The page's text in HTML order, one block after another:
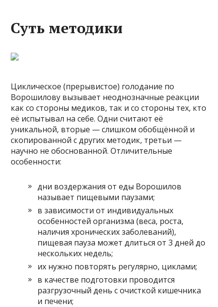
Суть методики
Циклическое (прерывистое) голодание по
Ворошилову вызывает неоднозначные реакции
как со стороны медиков, так и со стороны тех, кто
её испытывал на себе. Одни считают её
уникальной, вторые — слишком обобщённой и
скопированной с других методик, третьи —
научно не обоснованной. Отличительные
особенности:
дни воздержания от еды Ворошилов
называет пищевыми паузами;
в зависимости от индивидуальных
особенностей организма (веса, роста,
наличия хронических заболеваний),
пищевая пауза может длиться от 3 дней до
нескольких недель;
их нужно повторять регулярно, циклами;
в качестве подготовки проводится
разгрузочный день с очисткой кишечника
и печени;